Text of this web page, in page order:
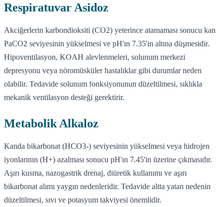
Respiratuvar Asidoz
Akciğerlerin karbondioksiti (CO2) yeterince atamaması sonucu kan
PaCO2 seviyesinin yükselmesi ve pH'ın 7.35'in altına düşmesidir.
Hipoventilasyon, KOAH alevlenmeleri, solunum merkezi
depresyonu veya nöromüsküler hastalıklar gibi durumlar neden
olabilir. Tedavide solunum fonksiyonunun düzeltilmesi, sıklıkla
mekanik ventilasyon desteği gerektirir.
Metabolik Alkaloz
Kanda bikarbonat (HCO3-) seviyesinin yükselmesi veya hidrojen
iyonlarının (H+) azalması sonucu pH'ın 7.45'in üzerine çıkmasıdır.
Aşırı kusma, nazogastrik drenaj, diüretik kullanımı ve aşırı
bikarbonat alımı yaygın nedenleridir. Tedavide altta yatan nedenin
düzeltilmesi, sıvı ve potasyum takviyesi önemlidir.